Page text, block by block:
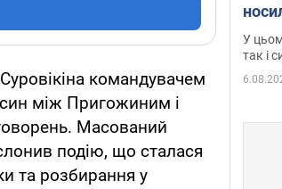
командувачем
між Пригожиним і
Масований
подію, що сталася
та розбирання у
У
так і